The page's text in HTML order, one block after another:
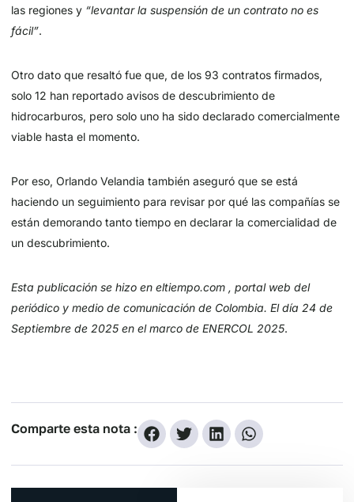
las regiones y “levantar la suspensión de un contrato no es
fácil”.
Otro dato que resaltó fue que, de los 93 contratos firmados,
solo 12 han reportado avisos de descubrimiento de
hidrocarburos, pero solo uno ha sido declarado comercialmente
viable hasta el momento.
Por eso, Orlando Velandia también aseguró que se está
haciendo un seguimiento para revisar por qué las compañías se
están demorando tanto tiempo en declarar la comercialidad de
un descubrimiento.
Esta publicación se hizo en eltiempo.com , portal web del
periódico y medio de comunicación de Colombia. El día 24 de
Septiembre de 2025 en el marco de ENERCOL 2025.
Comparte esta nota :